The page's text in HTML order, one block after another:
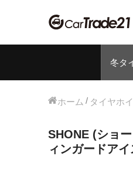
冬タ
ホーム
SHONE (ショ
ィンガードア